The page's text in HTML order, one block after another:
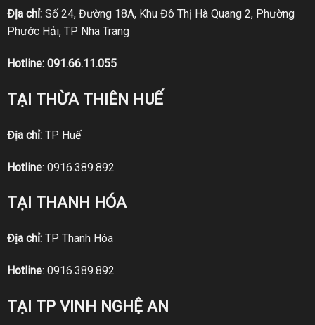
Địa chỉ:Số 24, Đường 18A, Khu Đô Thị Hà Quang 2, Phường
Phước Hải, TP Nha Trang
Hotline: 091.66.11.055
TẠI THỪA THIÊN HUẾ
Địa chỉ:TP Huế
Hotline: 0916.389.892
TẠI THANH HÓA
Địa chỉ:TP Thanh Hóa
Hotline: 0916.389.892
TẠI TP VINH NGHỆ AN